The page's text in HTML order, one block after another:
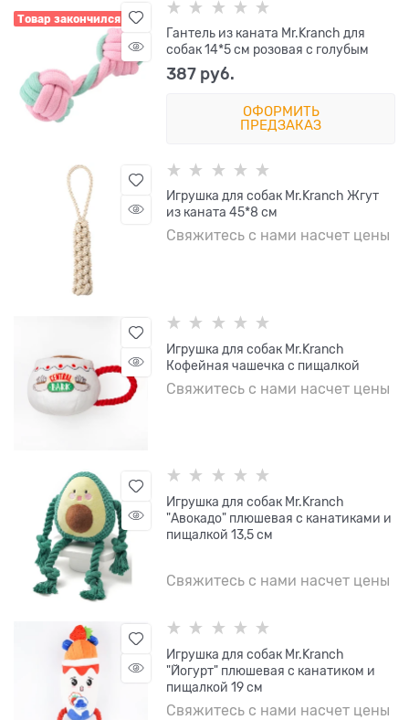
Товар закончился
Гантель из каната Mr.Kranch для
собак 14*5 см розовая с голубым
387 руб.
ОФОРМИТЬ
ПРЕДЗАКАЗ
Игрушка для собак Mr.Kranch Жгут
из каната 45*8 см
Свяжитесь с нами насчет цены
Игрушка для собак Mr.Kranch
Кофейная чашечка с пищалкой
Свяжитесь с нами насчет цены
Игрушка для собак Mr.Kranch
"Авокадо" плюшевая с канатиками и
пищалкой 13,5 см
Свяжитесь с нами насчет цены
Игрушка для собак Mr.Kranch
"Йогурт" плюшевая с канатиком и
пищалкой 19 см
Свяжитесь с нами насчет цены